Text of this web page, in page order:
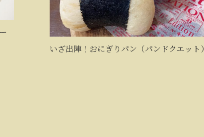
いざ出陣！おにぎりパン（パンドクエット）